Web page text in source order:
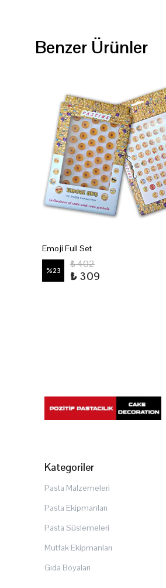
Benzer Ürünler
Emoji Full Set
%23
₺ 402
₺ 309
Kategoriler
Pasta Malzemeleri
Pasta Ekipmanları
Pasta Süslemeleri
Mutfak Ekipmanları
Gıda Boyaları